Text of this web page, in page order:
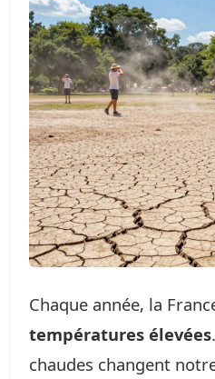
Chaque année, la
températures élevées
chaudes changent